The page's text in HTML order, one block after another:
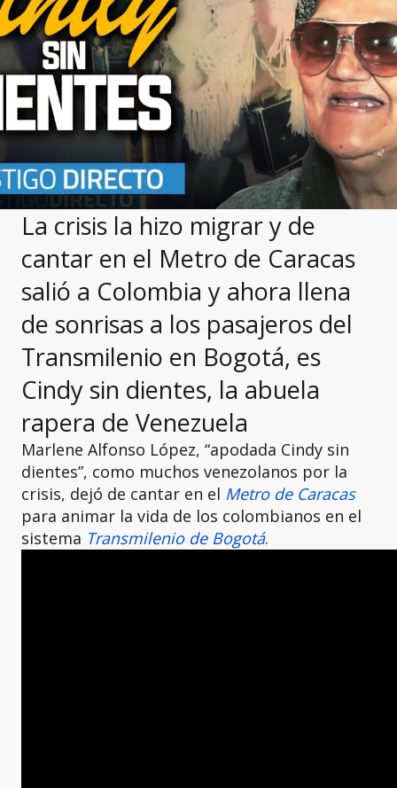
La crisis la hizo migrar y de
cantar en el Metro de Caracas
salió a Colombia y ahora llena
de sonrisas a los pasajeros del
Transmilenio en Bogotá, es
Cindy sin dientes, la abuela
rapera de Venezuela
Marlene Alfonso López, “apodada Cindy sin
dientes”, como muchos venezolanos por la
crisis, dejó de cantar en el Metro de Caracas
para animar la vida de los colombianos en el
sistema Transmilenio de Bogotá.